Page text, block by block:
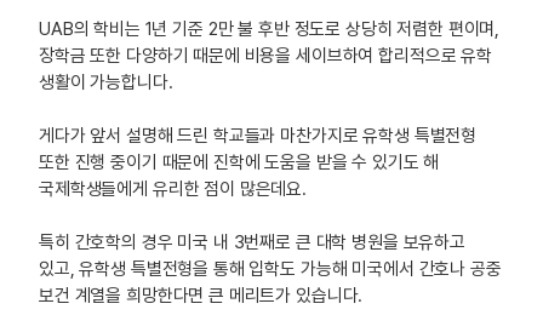
UAB의 학비는 1년 기준 2만 불 후반 정도로 상당히 저렴한 편이며,
장학금 또한 다양하기 때문에 비용을 세이브하여 합리적으로 유학
생활이 가능합니다.
게다가 앞서 설명해 드린 학교들과 마찬가지로 유학생 특별전형
또한 진행 중이기 때문에 진학에 도움을 받을 수 있기도 해
국제학생들에게 유리한 점이 많은데요.
특히 간호학의 경우 미국 내 3번째로 큰 대학 병원을 보유하고
있고, 유학생 특별전형을 통해 입학도 가능해 미국에서 간호나 공중
보건 계열을 희망한다면 큰 메리트가 있습니다.